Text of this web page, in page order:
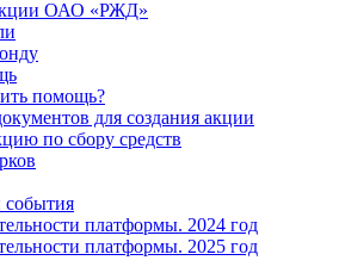
ОАО «РЖД»
помощь?
для создания акции
по сбору средств
платформы. 2024 год
платформы. 2025 год